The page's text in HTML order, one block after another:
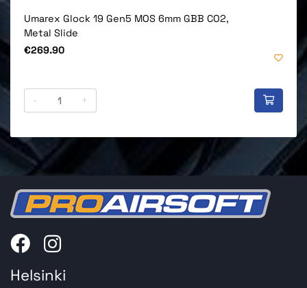
Umarex Glock 19 Gen5 MOS 6mm GBB CO2,
Metal Slide
Price
€269.90
- +
Helsinki